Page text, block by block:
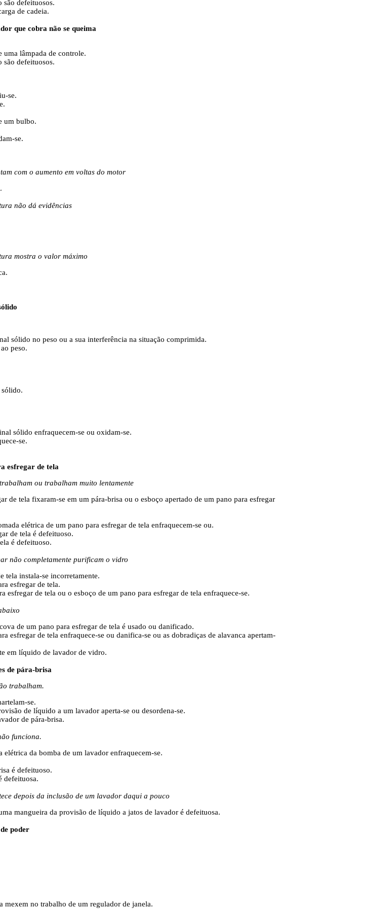
são defeituosos.
de cadeia.
que cobra não se queima
uma lâmpada de controle.
são defeituosos.
se.
um bulbo.
se.
com o aumento em voltas do motor
não dá evidências
mostra o valor máximo
sólido no peso ou a sua interferência na situação comprimida.
peso.
sólido.
sólido enfraquecem-se ou oxidam-se.
se.
esfregar de tela
ou trabalham muito lentamente
de tela fixaram-se em um pára-brisa ou o esboço apertado de um pano para esfregar
elétrica de um pano para esfregar de tela enfraquecem-se ou.
de tela é defeituoso.
é defeituoso.
não completamente purificam o vidro
tela instala-se incorretamente.
esfregar de tela.
esfregar de tela ou o esboço de um pano para esfregar de tela enfraquece-se.
de um pano para esfregar de tela é usado ou danificado.
esfregar de tela enfraquece-se ou danifica-se ou as dobradiças de alavanca apertam-
em líquido de lavador de vidro.
de pára-brisa
trabalham.
se.
de líquido a um lavador aperta-se ou desordena-se.
de pára-brisa.
funciona.
elétrica da bomba de um lavador enfraquecem-se.
é defeituoso.
defeituosa.
depois da inclusão de um lavador daqui a pouco
mangueira da provisão de líquido a jatos de lavador é defeituosa.
poder
mexem no trabalho de um regulador de janela.